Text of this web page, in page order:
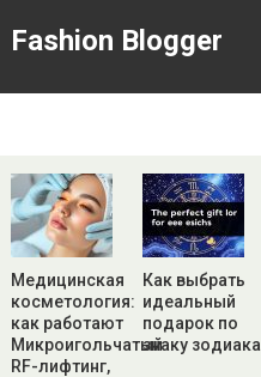
Fashion Blogger
Медицинская
косметология:
как работают
Микроигольчатый
RF-лифтинг,
Как выбрать
идеальный
подарок по
знаку зодиака